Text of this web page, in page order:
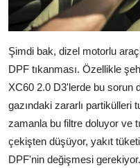
Şimdi bak, dizel motorlu
DPF tıkanması. Özellikle
XC60 2.0 D3'lerde bu sorun
gazındaki zararlı
zamanla bu filtre doluyor ve
çekişten düşüyor, yakıt
DPF'nin değişmesi